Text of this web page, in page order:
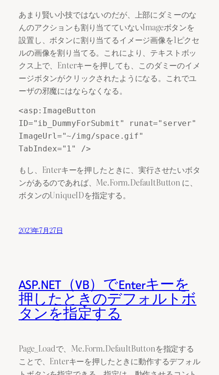
あまり賢い小技ではないのだが、上部にダミーのな
んのアクションも割り当てていないImageボタンを
設置し、ボタンに割り当てるイメージ画像を1ピクセ
ルの画像を割り当てる。これにより、テキストボッ
クス上で、Enterキーを押しても、このダミーのイメ
ージボタンがクリックされたようになる。これでユ
ーザの邪魔にはならなくなる。
<asp:ImageButton
ID="ib_DummyForSubmit" runat="server"
ImageUrl="~/img/space.gif"
TabIndex="1" />
もし、Enterキーを押したときに、実行させたいボタ
ンがあるのであれば、Me.Form.DefaultButton に、
ボタンのUniqueIDを指定する。
2023年7月27日
ASP.NET（VB）でEnterキーを
押したときのデフォルトボ
タンを指定する
Page_Loadで、Me.Form.DefaultButtonを指定する
ことで、Enterキーを押したときに動作するデフォル